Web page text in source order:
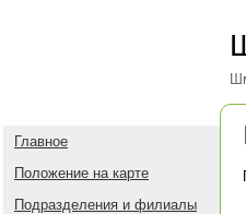
Главное
Положение на карте
Подразделения и филиалы